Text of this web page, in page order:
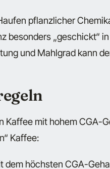
pflanzlicher
besonders „geschickt“
und Mahlgrad kann
Kaffee mit hohem CGA-
Kaffee:
dem höchsten CGA-